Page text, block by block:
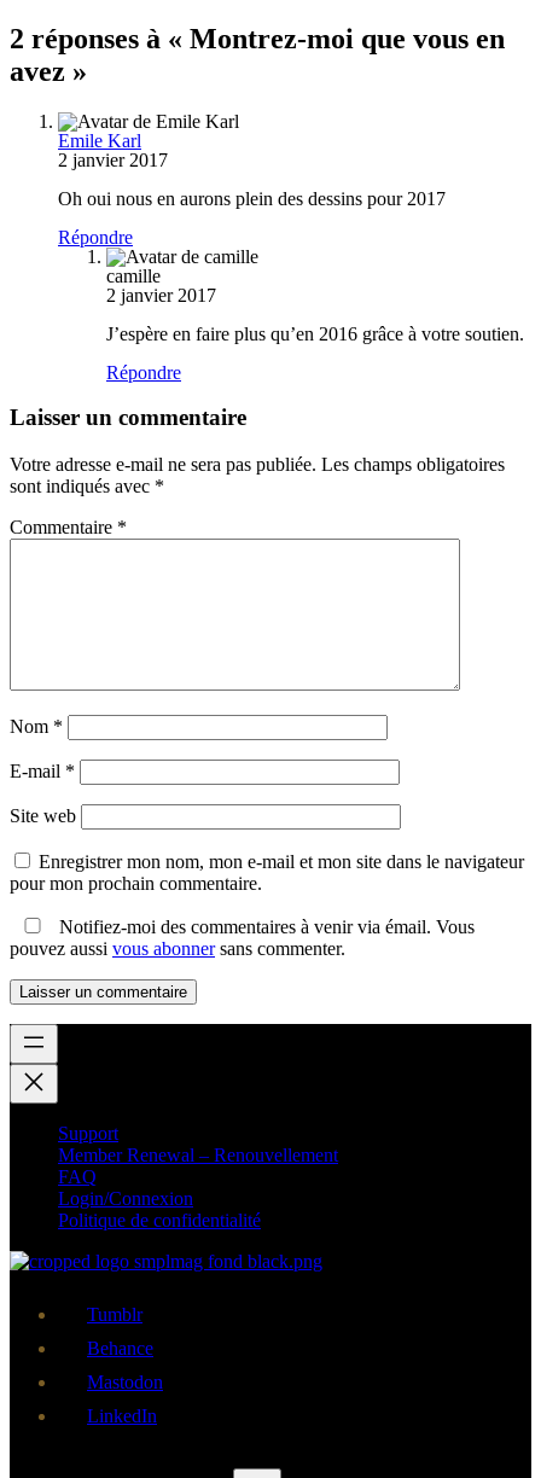
2 réponses à « Montrez-moi que vous en
avez »
Emile Karl
2 janvier 2017
Oh oui nous en aurons plein des dessins pour 2017
Répondre
camille
2 janvier 2017
J’espère en faire plus qu’en 2016 grâce à votre soutien.
Répondre
Laisser un commentaire
Votre adresse e-mail ne sera pas publiée. Les champs obligatoires
sont indiqués avec *
Commentaire *
Nom *
E-mail *
Site web
Enregistrer mon nom, mon e-mail et mon site dans le navigateur
pour mon prochain commentaire.
Notifiez-moi des commentaires à venir via émail. Vous
pouvez aussi vous abonnersans commenter.
Support
Member Renewal – Renouvellement
FAQ
Login/Connexion
Politique de confidentialité
Tumblr
Behance
Mastodon
LinkedIn